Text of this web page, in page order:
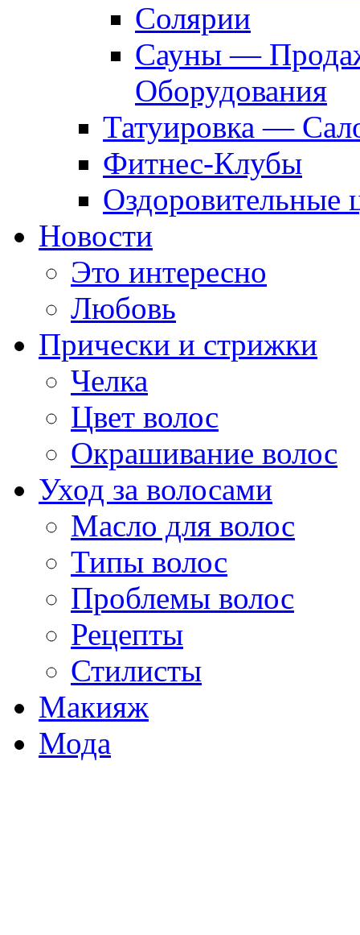
Солярии
Сауны —
Оборудования
Татуировка —
Фитнес-Клубы
Оздоровительные
Новости
Это интересно
Любовь
Прически и стрижки
Челка
Цвет волос
Окрашивание волос
Уход за волосами
Масло для волос
Типы волос
Проблемы волос
Рецепты
Стилисты
Макияж
Мода